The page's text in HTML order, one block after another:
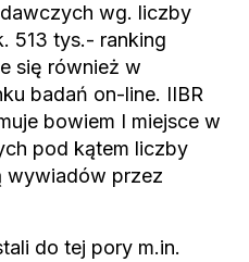
wg. liczby
513 tys.- ranking
się również w
badań on-line. IIBR
bowiem I miejsce w
pod kątem liczby
wywiadów przez
do tej pory m.in.